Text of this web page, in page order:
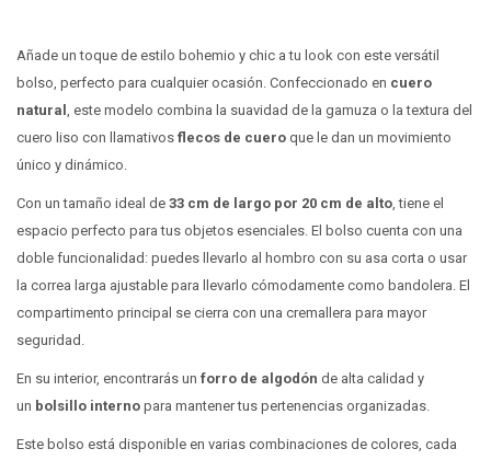
Añade un toque de estilo bohemio y chic a tu look con este versátil
bolso, perfecto para cualquier ocasión. Confeccionado en cuero
natural , este modelo combina la suavidad de la gamuza o la textura del
cuero liso con llamativos flecos de cuero que le dan un movimiento
único y dinámico.
Con un tamaño ideal de 33 cm de largo por 20 cm de alto, tiene el
espacio perfecto para tus objetos esenciales. El bolso cuenta con una
doble funcionalidad: puedes llevarlo al hombro con su asa corta o usar
la correa larga ajustable para llevarlo cómodamente como bandolera. El
compartimento principal se cierra con una cremallera para mayor
seguridad.
En su interior, encontrarás un forro de algodón de alta calidad y
un bolsillo interno para mantener tus pertenencias organizadas.
Este bolso está disponible en varias combinaciones de colores, cada